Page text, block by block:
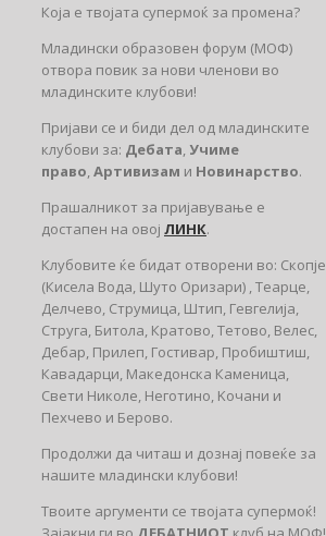
Која е твојата супермоќ за промена?
Младински образовен форум (МОФ)
отвора повик за нови членови во
младинските клубови!
Пријави се и биди дел од младинските
клубови за: Дебата, Учиме
право,Артивизам и Новинарство.
Прашалникот за пријавувaње е
достапен на овој ЛИНК.
Клубовите ќе бидат отворени во: Скопје
(Кисела Вода, Шуто Оризари) , Теарце,
Делчево, Струмица, Штип, Гевгелија,
Струга, Битола, Кратово, Тетово, Велес,
Дебар, Прилеп, Гостивар, Пробиштиш,
Кавадарци, Maкедонска Каменица,
Свети Николе, Неготино, Koчани и
Пехчево и Берово.
Продолжи да читаш и дознај повеќе за
нашите младински клубови!
Твоите аргументи се твојата супермоќ!